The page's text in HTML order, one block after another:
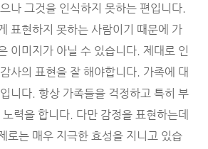
나 그것을 인식하지 못하는 편입니다.
표현하지 못하는 사람이기 때문에 가
이미지가 아닐 수 있습니다. 제대로 인
사의 표현을 잘 해야합니다. 가족에 대
니다. 항상 가족들을 걱정하고 특히 부
력을 합니다. 다만 감정을 표현하는데
로는 매우 지극한 효성을 지니고 있습